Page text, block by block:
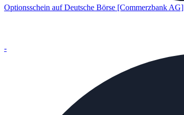
Optionsschein auf Deutsche Börse [Commerzbank AG]
-